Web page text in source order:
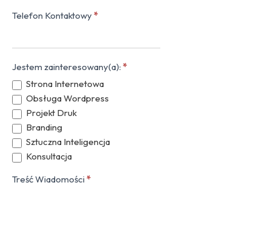
Telefon Kontaktowy*
Jestem zainteresowany(a): *
Strona Internetowa
Obsługa Wordpress
Projekt Druk
Branding
Sztuczna Inteligencja
Konsultacja
Treść Wiadomości *